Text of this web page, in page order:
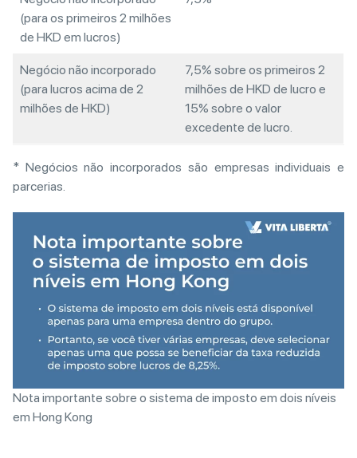
(para os primeiros 2 milhões
de HKD em lucros)
Negócio não incorporado
(para lucros acima de 2
milhões de HKD)
7,5% sobre os primeiros 2
milhões de HKD de lucro e
15% sobre o valor
excedente de lucro.
* Negócios não incorporados são empresas individuais e
parcerias.
Nota importante sobre o sistema de imposto em dois níveis
em Hong Kong